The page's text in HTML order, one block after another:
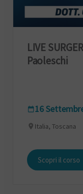
LIVE
Paoleschi
16
Italia, Toscana
Scopri il corso